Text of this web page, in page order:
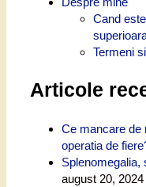
Cand
Termeni
Articole
Ce mancare de
operatia de
Splenomegalia,
august 20, 2024